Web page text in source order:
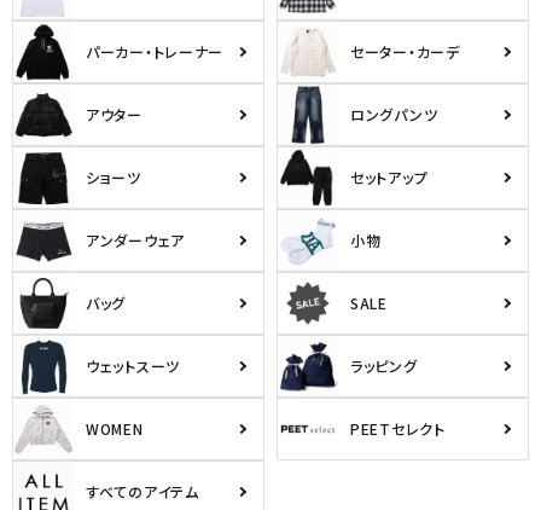
パーカー・トレーナー セーター・カーデ
アウター ロングパンツ
ショーツ セットアップ
アンダーウェア 小物
バッグ SALE
ウェットスーツ ラッピング
WOMEN PEETセレクト
すべてのアイテム